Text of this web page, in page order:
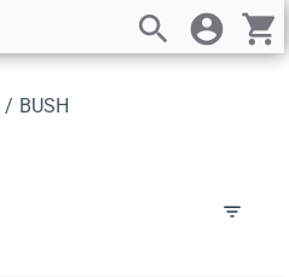
search account_circle shopping_cart
/ BUSH
filter_list